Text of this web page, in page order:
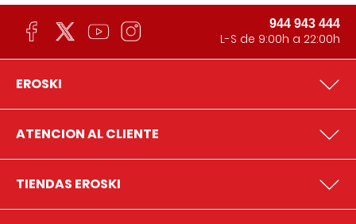
944 943 444
L-S de 9:00h a 22:00h
EROSKI
ATENCION AL CLIENTE
TIENDAS EROSKI